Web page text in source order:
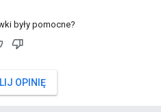
były pomocne?
OPINIĘ